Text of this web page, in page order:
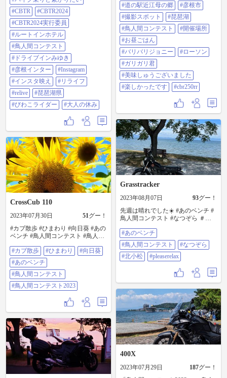
言ってる…🙀💦💦 とりあえず店内
へ入るとETゴーホームとET居るし
スーパーファミコンやってるドク
ロボウズ居るし…💦 ナムナムアイ
スを（ラズベリー味）手に取り会
計待ち🍓💰 店内暑くて会計待って
る間にどんどん溶けるナムナムア
イス…🍨😹💦💦 会計終え外でみん
なとアイス食べる頃には結構溶け
ててナムナム… 半分溶けかけたナ
ムナムアイスをナムっと口に頬張
り食べるとナムナム言いたくなっ
て来る〜😹 流石ナムナムアイス🍨
とても美味しく味濃くてラズベリ
ーの粒もツブツブで潰して食べる
のがまた良い感じ🍨😺 ちょっと値
段高いけど…（304円）😹❗ お店の
乙女に溶けてるから新しいのに変
えて良いかなぁ〜と言えば良かっ
た…😹ナムナム…😽 ここで3人楽
しいお話しをエンドレスで話して
たけど時はもう夕方６時頃⏰ 別れ
るのは寂しいけど皆さんとお別れ
🐱❗ （また会おうね🍀） 私はひと山
越える為峠越え🏔🐈🐾🐾 どんどん
周りは暗くなって来てコーナリン
グ中驚いた事が🙀💦💦‼️ ぴこちゃん
んタンクに付けてたのですがコー
ノに驚き（ショッカー）フギャ〜
お化け〜👻🙀💦💦 普段付けて無い
物が突然現れると怖いよね〜💦💦
（ショッカー着けてたの忘れてた
の…😹💦💦） なんだかんだと１日
暑かったけど凄く楽しいツーリン
グになりました✨🏍️💨🎶😺❗ 皆様あ
りがと〜😺‼️ おしまい #バイク#バ
イクのある風景#ツーリング#琵琶
湖#あのベンチ#鳥人間コンテスト#
ヤグラ#琵琶湖大荒れ#なんで…#ぴ
こちゃん遭難#ドボン#楽しい#面白
い#仲良し#ナムナムアイス#撮影ス
ポット#ツーリングスポット#みん
なナムナム言ってる〜#ポッケ#滋
賀県#この投稿はフィクションです
の開催場所に行きました🎵😉 お昼
ごはん🍚は❔😁 バリバリジョニーに
行きました✋😊 食後のコーヒータ
イムの予定でコンビニに行ったの
ですが✋😄 私はガリガリ君を食べ
ました✋😆 ゆうちゃんとは✋😄 コ
コでお別れしました✋😢 8月最初の
ツーリングは、ゆうちゃんとでし
た✋😊 もちろん楽しかったです🎵
😉 ＃モトクル ＃モトクル広報部 ＃
モトクルメンバー ＃8月４日 ＃滋
賀県 ＃高島市 ＃マキノピックラン
ド ＃ジェラート ＃米原市 ＃道の駅
近江母の郷 ＃彦根市 ＃撮影スポッ
ト ＃琵琶湖 ＃鳥人間コンテスト ＃
開催場所 ＃お昼ごはん ＃バリバリ
ジョニー ＃ローソン ＃ガリガリ君
＃美味しゅうございました ＃楽し
かったです ＃CBR２５０RR
#道の駅近江母の郷
#彦根市
#撮影スポット
#琵琶湖
#鳥人間コンテスト
#開催場所
#お昼ごはん
#バリバリジョニー
#ローソン
#ガリガリ君
#美味しゅうございました
#楽しかったです
#cbr250rr
大人の休み
https://www.instagram.com/p/C9ntqBC
TUep/?igsh=eWEzcm5na3Zhc3hh
#CBTR
#CBTR2024
#CBTR2024実行委員
#ルートインホテル
#鳥人間コンテスト
#ドライブインみゆき
#彦根インター
#Instagram
#インスタ映え
#リライフ
#relive
#琵琶湖県
#びわこライダー
#大人の休み
Grasstracker
2023年08月07日 93グー！
先週は晴れでした☀️ #あのベンチ #
鳥人間コンテスト #なつぞら ＃北
#あのベンチ
#鳥人間コンテスト
#なつぞら
#北小松
#pleaserelax
CrossCub 110
2023年07月30日 51グー！
#カブ散歩 #ひまわり #向日葵 #あの
ベンチ #鳥人間コンテスト #鳥人間
#カブ散歩
#ひまわり
#向日葵
#あのベンチ
#鳥人間コンテスト
#鳥人間コンテスト2023
400X
2023年07月29日 187グー！